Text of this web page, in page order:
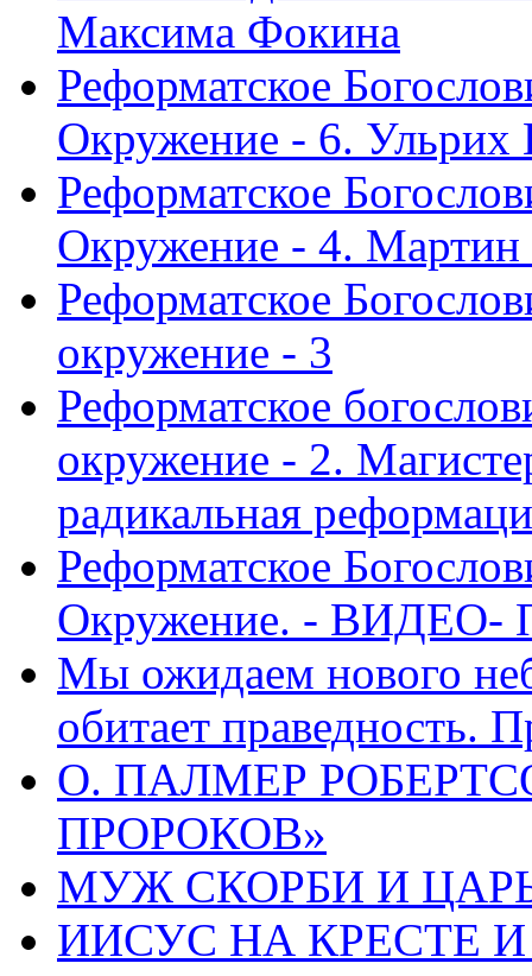
Максима Фокина
Реформатское
Окружение - 6. Ульрих
Реформатское
Окружение - 4.
Реформатское
окружение - 3
Реформатское
окружение - 2.
радикальная
Реформатское
Окружение. - ВИДЕО-
Мы ожидаем нового
обитает праведность.
О. ПАЛМЕР
ПРОРОКОВ»
МУЖ СКОРБИ И ЦАРЬ
ИИСУС НА КРЕСТЕ